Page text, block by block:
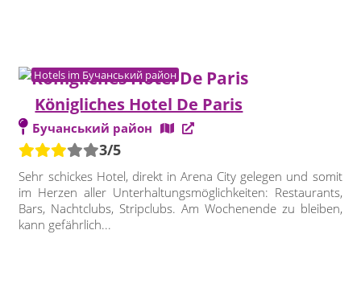
Hotels im Бучанський район
Königliches Hotel De Paris
Бучанський район
3/5
Sehr schickes Hotel, direkt in Arena City gelegen und somit
im Herzen aller Unterhaltungsmöglichkeiten: Restaurants,
Bars, Nachtclubs, Stripclubs. Am Wochenende zu bleiben,
kann gefährlich...